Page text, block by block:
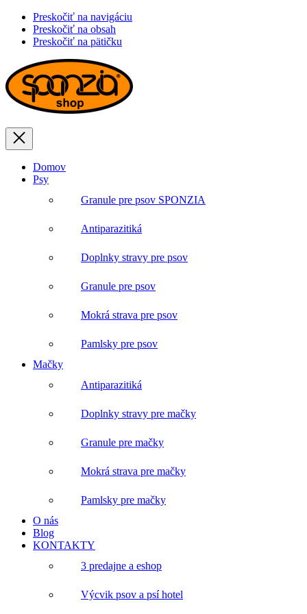
Preskočiť na navigáciu
Preskočiť na obsah
Preskočiť na pätičku
Zavrieť
Domov
Psy
Granule pre psov SPONZIA
Antiparazitiká
Doplnky stravy pre psov
Granule pre psov
Mokrá strava pre psov
Pamlsky pre psov
Mačky
Antiparazitiká
Doplnky stravy pre mačky
Granule pre mačky
Mokrá strava pre mačky
Pamlsky pre mačky
O nás
Blog
KONTAKTY
3 predajne a eshop
Výcvik psov a psí hotel